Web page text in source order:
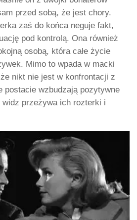
przed sobą, że jest chory.
zaś do końca neguje fakt,
pod kontrolą. Ona również
osobą, która całe życie
Mimo to wpada w macki
nikt nie jest w konfrontacji z
postacie wzbudzają pozytywne
przeżywa ich rozterki i